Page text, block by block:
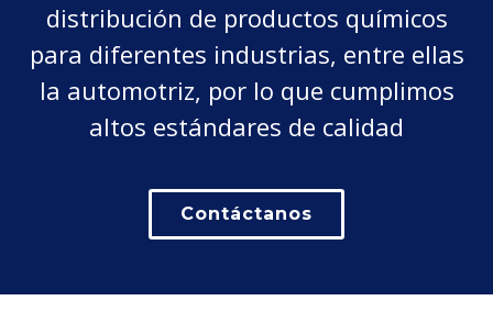
distribución de productos químicos
para diferentes industrias, entre ellas
la automotriz, por lo que cumplimos
altos estándares de calidad
Contáctanos